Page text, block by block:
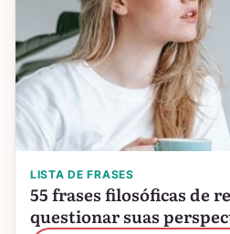
LISTA DE FRASES
55 frases filosóficas de
questionar suas